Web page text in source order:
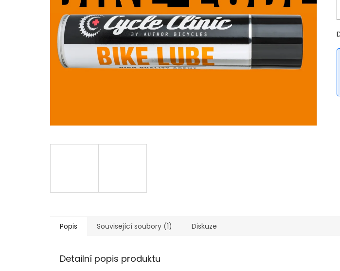
Popis Související soubory (1) Diskuze
Detailní popis produktu